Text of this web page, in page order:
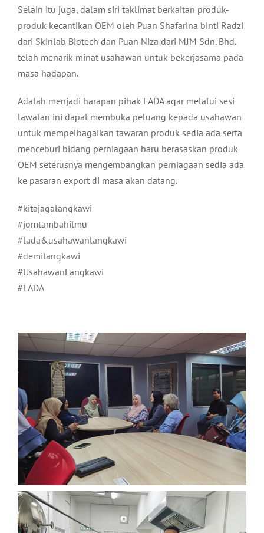
Selain itu juga, dalam siri taklimat berkaitan produk-
produk kecantikan OEM oleh Puan Shafarina binti Radzi
dari Skinlab Biotech dan Puan Niza dari MJM Sdn. Bhd.
telah menarik minat usahawan untuk bekerjasama pada
masa hadapan.
Adalah menjadi harapan pihak LADA agar melalui sesi
lawatan ini dapat membuka peluang kepada usahawan
untuk mempelbagaikan tawaran produk sedia ada serta
menceburi bidang perniagaan baru berasaskan produk
OEM seterusnya mengembangkan perniagaan sedia ada
ke pasaran export di masa akan datang.
#kitajagalangkawi
#jomtambahilmu
#lada&usahawanlangkawi
#demilangkawi
#UsahawanLangkawi
#LADA